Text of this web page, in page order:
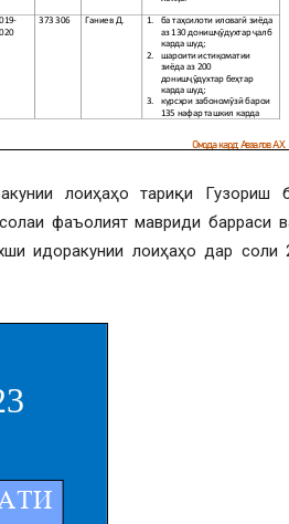
лоиҳаҳо тариқи
фаъолият мавриди барраси
идоракунии лоиҳаҳо дар соли